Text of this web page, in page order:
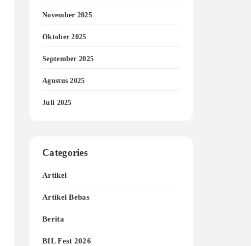
November 2025
Oktober 2025
September 2025
Agustus 2025
Juli 2025
Categories
Artikel
Artikel Bebas
Berita
BIL Fest 2026